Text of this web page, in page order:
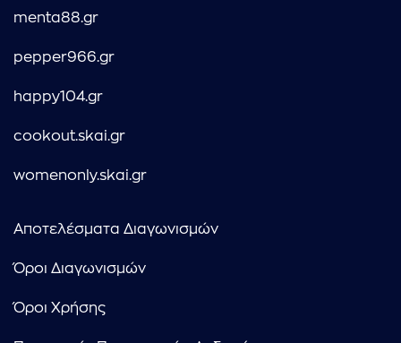
menta88.gr
pepper966.gr
happy104.gr
cookout.skai.gr
womenonly.skai.gr
Αποτελέσματα Διαγωνισμών
Όροι Διαγωνισμών
Όροι Χρήσης